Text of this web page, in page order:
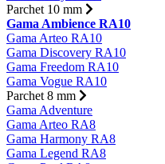
Parchet 10 mm
Gama Ambience RA10
Gama Arteo RA10
Gama Discovery RA10
Gama Freedom RA10
Gama Vogue RA10
Parchet 8 mm
Gama Adventure
Gama Arteo RA8
Gama Harmony RA8
Gama Legend RA8